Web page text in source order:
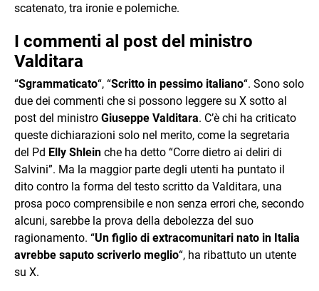
scatenato, tra ironie e polemiche.
I commenti al post del ministro
Valditara
“Sgrammaticato“, “Scritto in pessimo italiano“. Sono solo
due dei commenti che si possono leggere su X sotto al
post del ministro Giuseppe Valditara. C’è chi ha criticato
queste dichiarazioni solo nel merito, come la segretaria
del Pd Elly Shlein che ha detto “Corre dietro ai deliri di
Salvini”. Ma la maggior parte degli utenti ha puntato il
dito contro la forma del testo scritto da Valditara, una
prosa poco comprensibile e non senza errori che, secondo
alcuni, sarebbe la prova della debolezza del suo
ragionamento. “Un figlio di extracomunitari nato in Italia
avrebbe saputo scriverlo meglio“, ha ribattuto un utente
su X.